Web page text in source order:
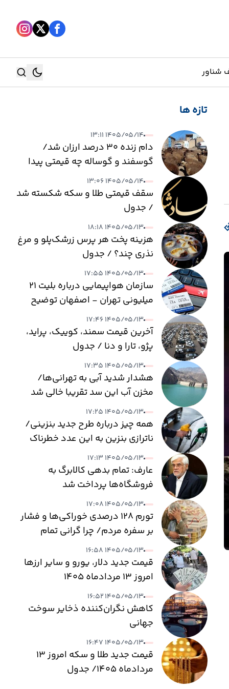
شناور
جستجو
تازه ها
۱۴۰۵/۰۵/۱۴ ۱۳:۱۱
دام زنده ۳۰ درصد ارزان شد/
گوسفند و گوساله چه قیمتی پیدا
کرد؟
۱۴۰۵/۰۵/۱۴ ۱۳:۰۶
سقف قیمتی طلا و سکه شکسته شد
/ جدول
۱۴۰۵/۰۵/۱۳ ۱۸:۱۸
هزینه پخت هر پرس زرشک‌پلو و مرغ
نذری چند؟ / جدول
۱۴۰۵/۰۵/۱۳ ۱۷:۵۵
سازمان هواپیمایی درباره بلیت ۲۱
میلیونی تهران - اصفهان توضیح
داد۱۴۰۵/۰۵/۱۳ ۱۷:۴۶
آخرین قیمت سمند، کوییک، پراید،
پژو، تارا و دنا / جدول
۱۴۰۵/۰۵/۱۳ ۱۷:۳۵
هشدار شدید آبی به تهرانی‌ها/
مخزن آب این سد تقریبا خالی شد
۱۴۰۵/۰۵/۱۳ ۱۷:۲۵
همه چیز درباره طرح جدید بنزینی/
ناترازی بنزین به این عدد خطرناک
می‌رسد
۱۴۰۵/۰۵/۱۳ ۱۷:۱۳
عارف: تمام بدهی کالابرگ به
فروشگاه‌ها پرداخت شد
۱۴۰۵/۰۵/۱۳ ۱۷:۰۸
تورم ۱۲۸ درصدی خوراکی‌ها و فشار
بر سفره مردم/ چرا گرانی تمام
نمی‌شود؟
۱۴۰۵/۰۵/۱۳ ۱۶:۵۸
قیمت جدید دلار، یورو و سایر ارزها
امروز ۱۳ مردادماه ۱۴۰۵
۱۴۰۵/۰۵/۱۳ ۱۶:۵۲
کاهش نگران‌کننده ذخایر سوخت
جهانی
۱۴۰۵/۰۵/۱۳ ۱۶:۴۷
قیمت جدید طلا و سکه امروز ۱۳
مردادماه ۱۴۰۵/ جدول